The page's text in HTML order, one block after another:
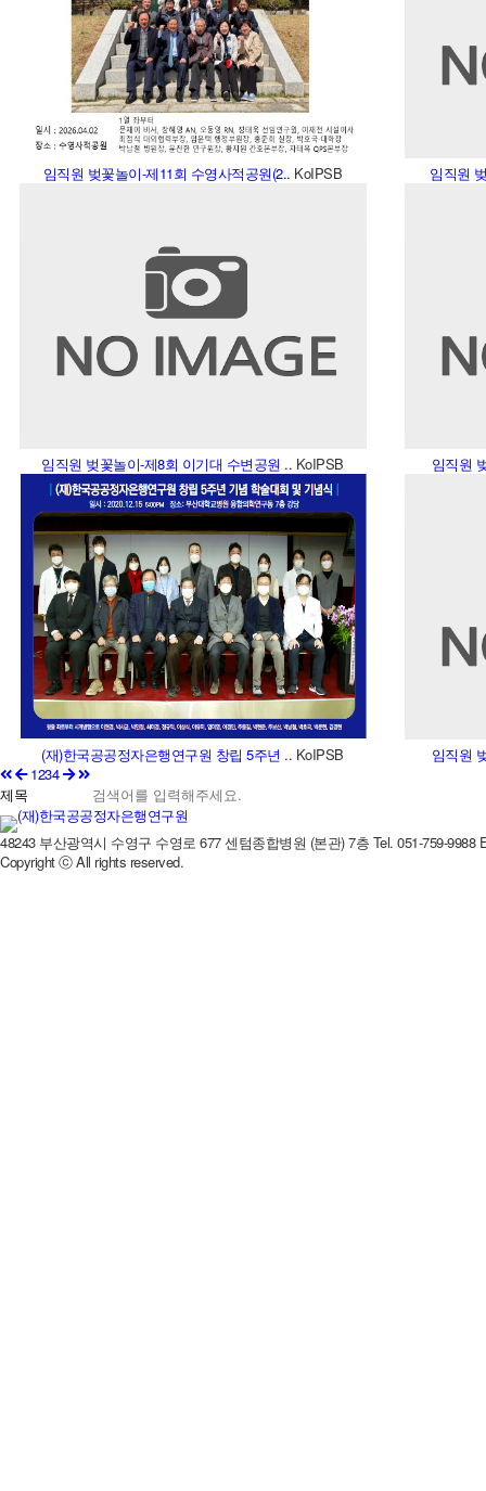
임직원 벚꽃놀이-제11회 수영사적공원(2.. KoIPSB 임직원
임직원 벚꽃놀이-제8회 이기대 수변공원 .. KoIPSB 임직원
(재)한국공공정자은행연구원 창립 5주년 .. KoIPSB
임직원
1234
48243 부산광역시 수영구 수영로 677 센텀종합병원 (본관) 7층 Tel. 051-759-9988
Copyright ⓒ All rights reserved.